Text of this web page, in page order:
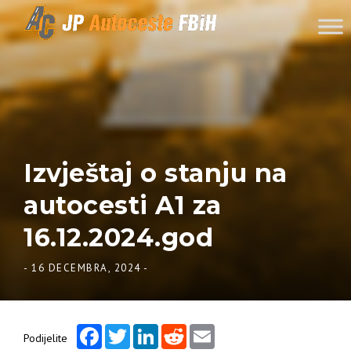
Skip to content
Izvještaj o stanju na
autocesti A1 za
16.12.2024.god
- 16 DECEMBRA, 2024 -
Podijelite
FacebookTwitterLinkedInReddit